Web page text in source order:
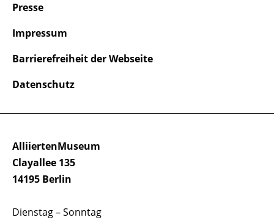
AlliiertenMuseum
Clayallee 135
14195 Berlin
Dienstag – Sonntag
Presse
Impressum
Barrierefreiheit der Webseite
Datenschutz